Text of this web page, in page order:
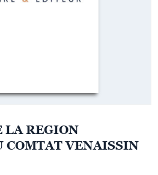
LA REGION
COMTAT VENAISSIN